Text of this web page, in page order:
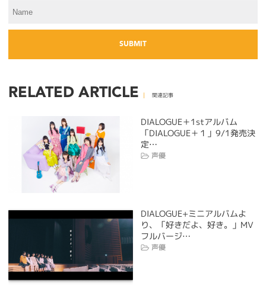
RELATED ARTICLE 関連記事
DIALOGUE＋1stアルバム
「DIALOGUE＋１」9/1発売決
定…
声優
DIALOGUE+ミニアルバムよ
り、「好きだよ、好き。」MV
フルバージ…
声優